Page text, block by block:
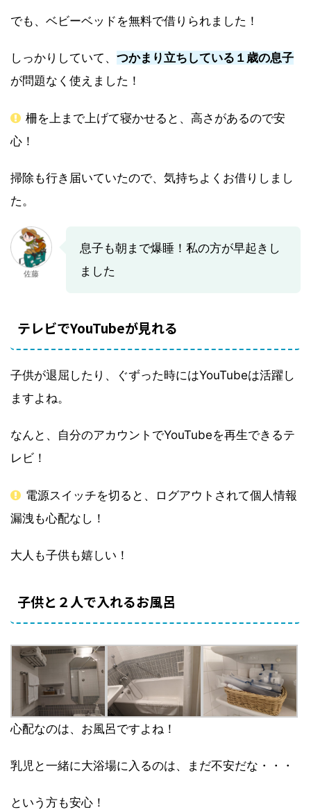
でも、ベビーベッドを無料で借りられました！
しっかりしていて、 つかまり立ちしている１歳の息子
が問題なく使えました！
柵を上まで上げて寝かせると、高さがあるので安
心！
掃除も行き届いていたので、気持ちよくお借りしまし
た。
佐藤
息子も朝まで爆睡！私の方が早起きし
ました
テレビでYouTubeが見れる
子供が退屈したり、ぐずった時にはYouTubeは活躍し
ますよね。
なんと、自分のアカウントでYouTubeを再生できるテ
レビ！
電源スイッチを切ると、ログアウトされて個人情報
漏洩も心配なし！
大人も子供も嬉しい！
子供と２人で入れるお風呂
心配なのは、お風呂ですよね！
乳児と一緒に大浴場に入るのは、まだ不安だな・・・
という方も安心！